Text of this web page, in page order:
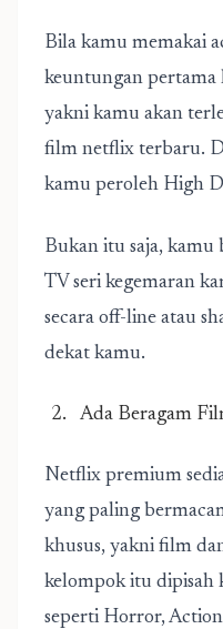
Bila kamu memakai
keuntungan pertama
yakni kamu akan
film netflix terbaru.
kamu peroleh High
Bukan itu saja, kamu
TV seri kegemaran
secara off-line atau
dekat kamu.
Ada Beragam
Netflix premium
yang paling
khusus, yakni film
kelompok itu dipisah
seperti Horror,